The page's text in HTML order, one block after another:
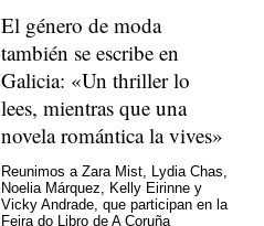
El género de moda
también se escribe en
Galicia: «Un thriller lo
lees, mientras que una
novela romántica la vives»
Reunimos a Zara Mist, Lydia Chas,
Noelia Márquez, Kelly Eirinne y
Vicky Andrade, que participan en la
Feira do Libro de A Coruña